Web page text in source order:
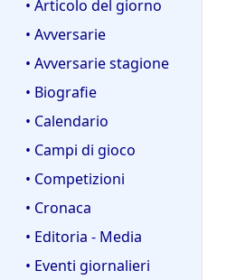
• Articolo del giorno
• Avversarie
• Avversarie stagione
• Biografie
• Calendario
• Campi di gioco
• Competizioni
• Cronaca
• Editoria - Media
• Eventi giornalieri